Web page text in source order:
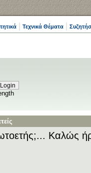
Τεχνικά Θέματα
Καλώς